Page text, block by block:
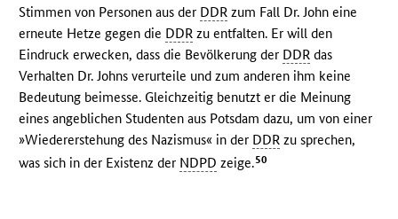
Stimmen von Personen aus der DDR zum Fall Dr. John eine
erneute Hetze gegen die DDR zu entfalten. Er will den
Eindruck erwecken, dass die Bevölkerung der DDR das
Verhalten Dr. Johns verurteile und zum anderen ihm keine
Bedeutung beimesse. Gleichzeitig benutzt er die Meinung
eines angeblichen Studenten aus Potsdam dazu, um von einer
»Wiedererstehung des Nazismus« in der DDR zu sprechen,
was sich in der Existenz der NDPD zeige.50